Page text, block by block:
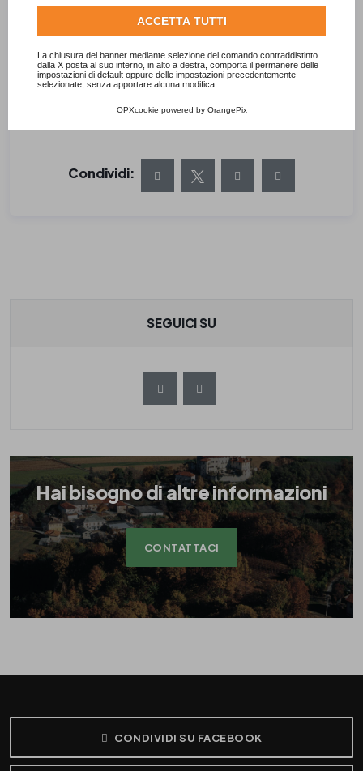
Consulta l'informativa cookie completa.
ACCETTA TUTTI
La chiusura del banner mediante selezione del comando contraddistinto
dalla X posta al suo interno, in alto a destra, comporta il permanere delle
impostazioni di default oppure delle impostazioni precedentemente
selezionate, senza apportare alcuna modifica.
OPXcookie powered by OrangePix
Il Premio rappresenta oggi non solo un
anche uno strumento per diffondere una cultura
della bellezza, della cura del paesaggio e della
qualità architettonica.
Condividi:
SEGUICI SU
Hai bisogno di altre informazioni
CONTATTACI
CONDIVIDI SU FACEBOOK